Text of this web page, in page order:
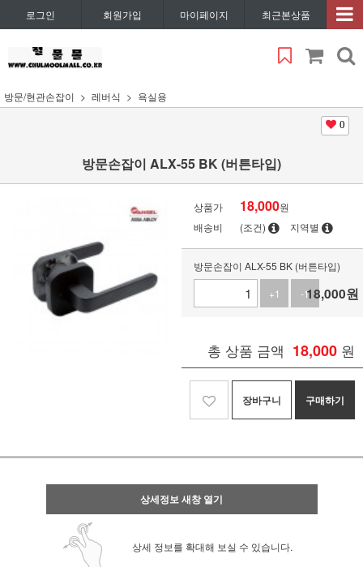
로그인 회원가입 마이페이지 최근본상품
방문/현관손잡이 레버식 욕실용
0
방문손잡이 ALX-55 BK (버튼타입)
상품가 18,000원
배송비
(조건) 지역별
방문손잡이 ALX-55 BK (버튼타입)
+1
-118,000원
총 상품 금액 18,000 원
장바구니 구매하기
상세정보 새창 열기
상세 정보를 확대해 보실 수 있습니다.